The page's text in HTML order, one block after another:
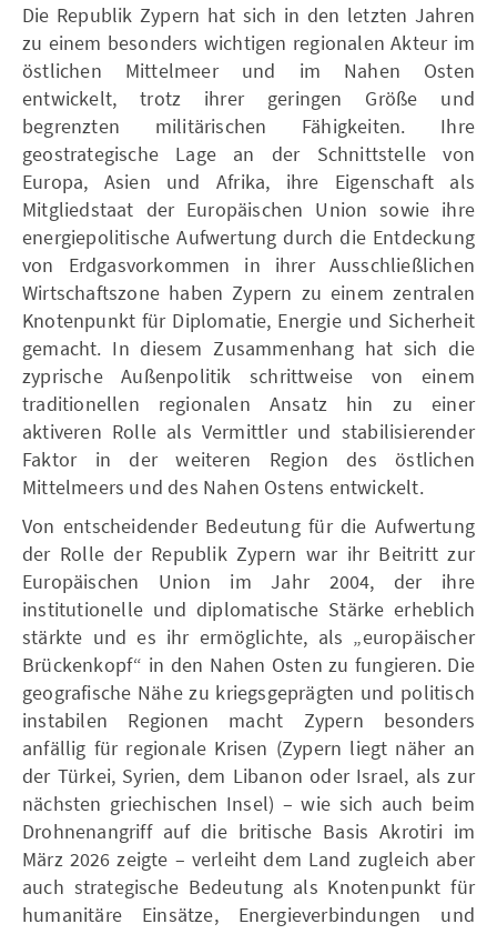
Die Republik Zypern hat sich in den letzten Jahren
zu einem besonders wichtigen regionalen Akteur im
östlichen Mittelmeer und im Nahen Osten
entwickelt, trotz ihrer geringen Größe und
begrenzten militärischen Fähigkeiten. Ihre
geostrategische Lage an der Schnittstelle von
Europa, Asien und Afrika, ihre Eigenschaft als
Mitgliedstaat der Europäischen Union sowie ihre
energiepolitische Aufwertung durch die Entdeckung
von Erdgasvorkommen in ihrer Ausschließlichen
Wirtschaftszone haben Zypern zu einem zentralen
Knotenpunkt für Diplomatie, Energie und Sicherheit
gemacht. In diesem Zusammenhang hat sich die
zyprische Außenpolitik schrittweise von einem
traditionellen regionalen Ansatz hin zu einer
aktiveren Rolle als Vermittler und stabilisierender
Faktor in der weiteren Region des östlichen
Mittelmeers und des Nahen Ostens entwickelt.
Von entscheidender Bedeutung für die Aufwertung
der Rolle der Republik Zypern war ihr Beitritt zur
Europäischen Union im Jahr 2004, der ihre
institutionelle und diplomatische Stärke erheblich
stärkte und es ihr ermöglichte, als „europäischer
Brückenkopf“ in den Nahen Osten zu fungieren. Die
geografische Nähe zu kriegsgeprägten und politisch
instabilen Regionen macht Zypern besonders
anfällig für regionale Krisen (Zypern liegt näher an
der Türkei, Syrien, dem Libanon oder Israel, als zur
nächsten griechischen Insel) – wie sich auch beim
Drohnenangriff auf die britische Basis Akrotiri im
März 2026 zeigte – verleiht dem Land zugleich aber
auch strategische Bedeutung als Knotenpunkt für
humanitäre Einsätze, Energieverbindungen und